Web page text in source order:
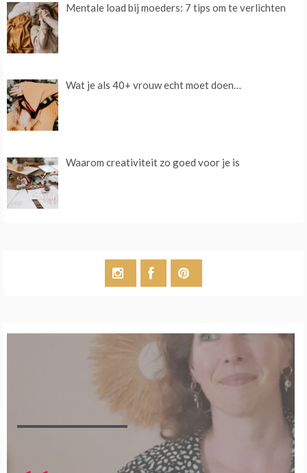
Mentale load bij moeders: 7 tips om te verlichten
Wat je als 40+ vrouw echt moet doen…
Waarom creativiteit zo goed voor je is